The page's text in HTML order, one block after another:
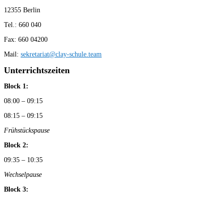
12355 Berlin
Tel.: 660 040
Fax: 660 04200
Mail: sekretariat@clay-schule.team
Unterrichtszeiten
Block 1:
08:00 – 09:15
08:15 – 09:15
Frühstückspause
Block 2:
09:35 – 10:35
Wechselpause
Block 3: